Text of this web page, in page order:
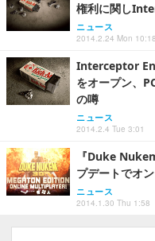
権利に関し
ニュース
2014.2.24 Mon 10:18
Interceptor
をオープン、
の噂
ニュース
2014.2.4 Tue 3:01
『Duke
プデートでオ
ニュース
2014.1.30 Thu 1:58